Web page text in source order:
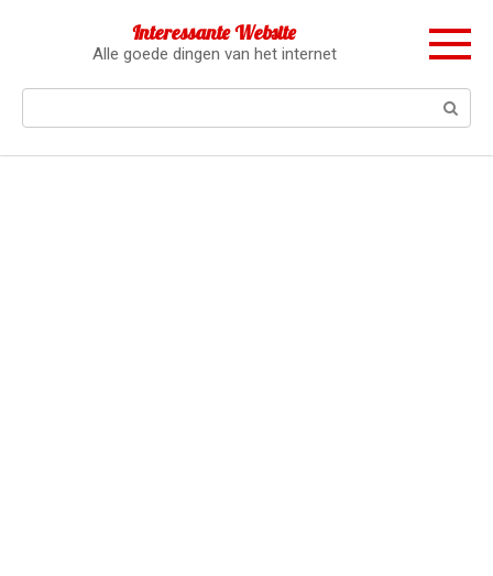
Interessante Website
Alle goede dingen van het internet